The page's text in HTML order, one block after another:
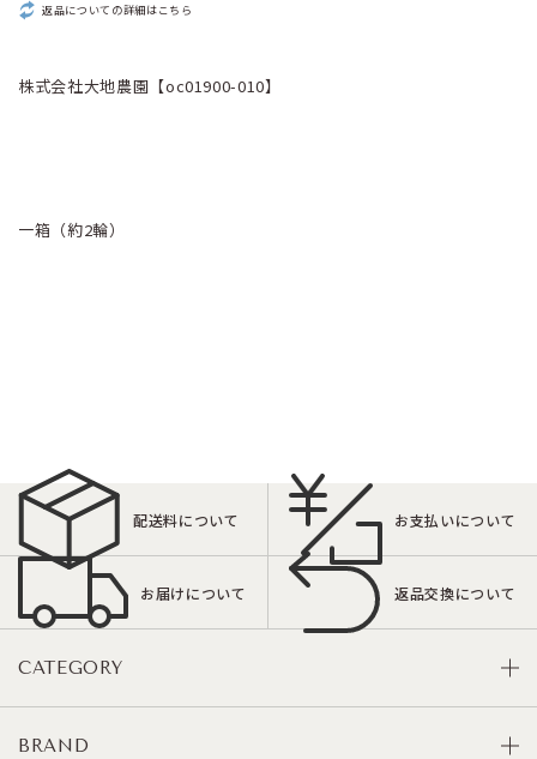
返品についての詳細はこちら
株式会社大地農園【oc01900-010】
一箱（約2輪）
配送料について お支払いについて
お届けについて 返品交換について
CATEGORY
BRAND